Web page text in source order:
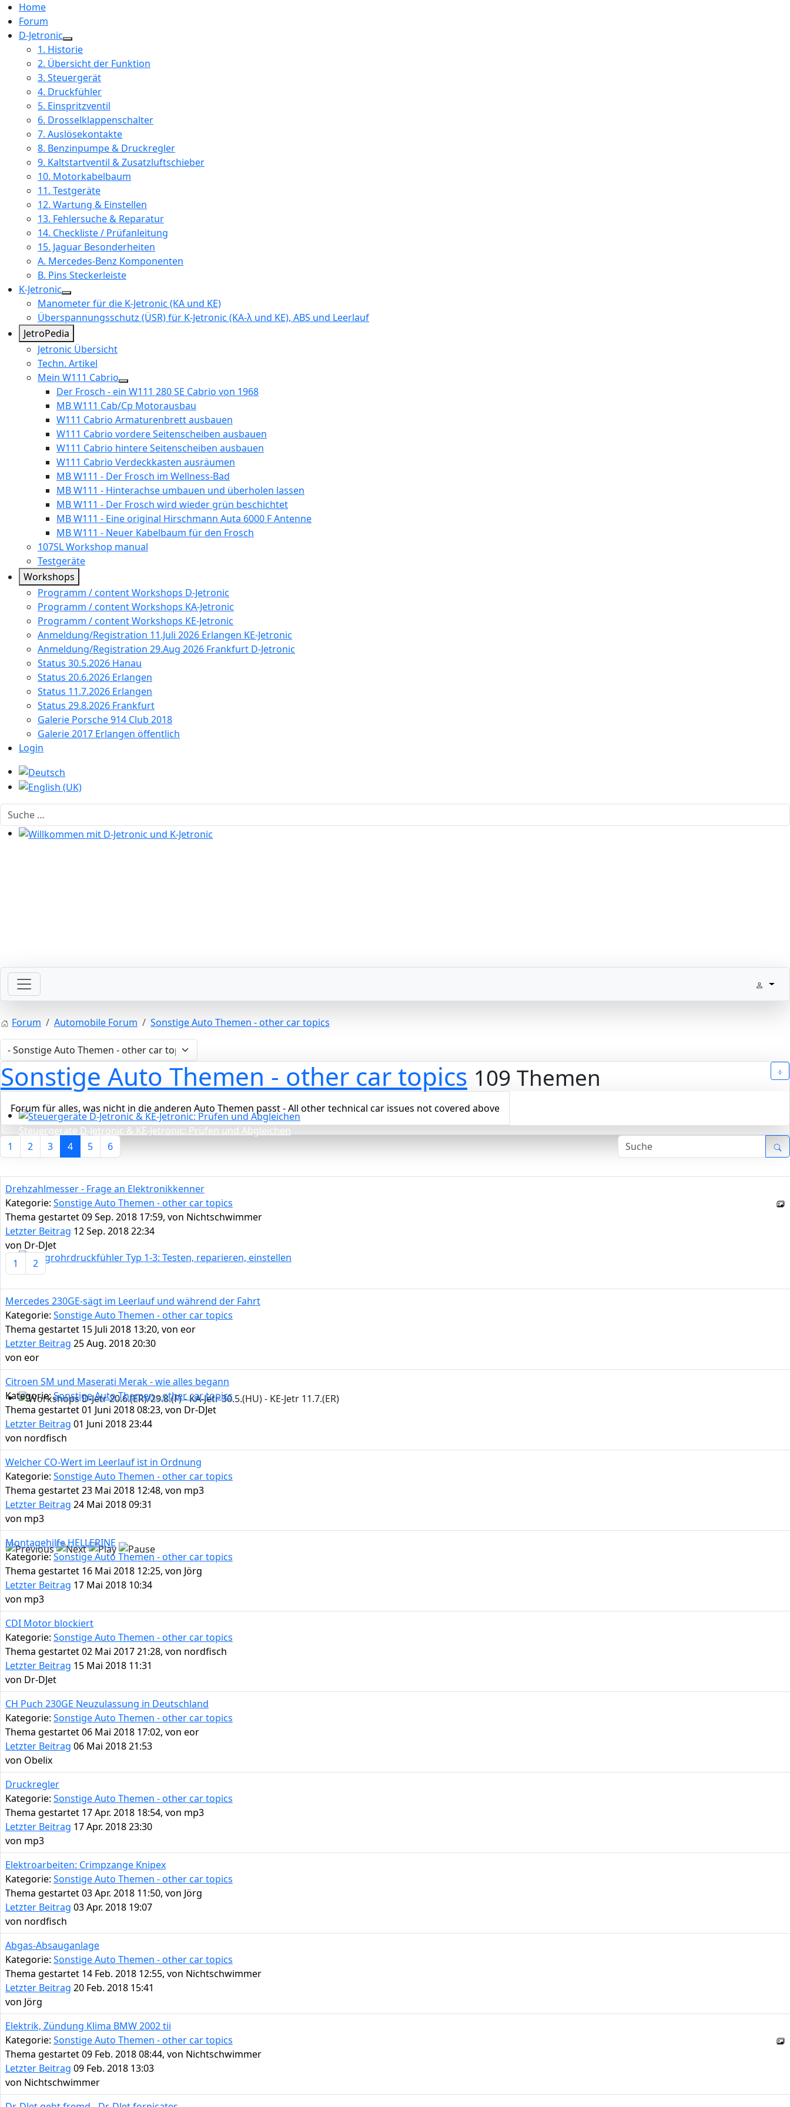
Home
Forum
D-Jetronic
1. Historie
2. Übersicht der Funktion
3. Steuergerät
4. Druckfühler
5. Einspritzventil
6. Drosselklappenschalter
7. Auslösekontakte
8. Benzinpumpe & Druckregler
9. Kaltstartventil & Zusatzluftschieber
10. Motorkabelbaum
11. Testgeräte
12. Wartung & Einstellen
13. Fehlersuche & Reparatur
14. Checkliste / Prüfanleitung
15. Jaguar Besonderheiten
A. Mercedes-Benz Komponenten
B. Pins Steckerleiste
K-Jetronic
Manometer für die K-Jetronic (KA und KE)
Überspannungsschutz (ÜSR) für K-Jetronic (KA-λ und KE), ABS und Leerlauf
JetroPedia
Jetronic Übersicht
Techn. Artikel
Mein W111 Cabrio
Der Frosch - ein W111 280 SE Cabrio von 1968
MB W111 Cab/Cp Motorausbau
W111 Cabrio Armaturenbrett ausbauen
W111 Cabrio vordere Seitenscheiben ausbauen
W111 Cabrio hintere Seitenscheiben ausbauen
W111 Cabrio Verdeckkasten ausräumen
MB W111 - Der Frosch im Wellness-Bad
MB W111 - Hinterachse umbauen und überholen lassen
MB W111 - Der Frosch wird wieder grün beschichtet
MB W111 - Eine original Hirschmann Auta 6000 F Antenne
MB W111 - Neuer Kabelbaum für den Frosch
107SL Workshop manual
Testgeräte
Workshops
Programm / content Workshops D-Jetronic
Programm / content Workshops KA-Jetronic
Programm / content Workshops KE-Jetronic
Anmeldung/Registration 11.Juli 2026 Erlangen KE-Jetronic
Anmeldung/Registration 29.Aug 2026 Frankfurt D-Jetronic
Status 30.5.2026 Hanau
Status 20.6.2026 Erlangen
Status 11.7.2026 Erlangen
Status 29.8.2026 Frankfurt
Galerie Porsche 914 Club 2018
Galerie 2017 Erlangen öffentlich
Login
Sprache auswählen
Suchen
Willkommen mit der Zündung
Steuergeräte D-Jetronic & KE-Jetronic: Prüfen und Abgleichen
Saugrohrdruckfühler Typ 1-3: Testen, reparieren, einstellen
Workshops D-Jetr 20.6.(ER)/29.8.(F) - KA-Jetr 30.5.(HU) - KE-Jetr 11.7.(ER)
Forum Automobile Forum Sonstige Auto Themen - other car topics
Sonstige Auto Themen - other car topics 109 Themen
Forum für alles, was nicht in die anderen Auto Themen passt - All other technical car issues not covered above
1 2 3 4 5 6
Drehzahlmesser - Frage an Elektronikkenner
Kategorie: Sonstige Auto Themen - other car topics
Thema gestartet 09 Sep. 2018 17:59, von Nichtschwimmer
Letzter Beitrag 12 Sep. 2018 22:34
von Dr-DJet
1
2
Mercedes 230GE-sägt im Leerlauf und während der Fahrt
Kategorie: Sonstige Auto Themen - other car topics
Thema gestartet 15 Juli 2018 13:20, von eor
Letzter Beitrag 25 Aug. 2018 20:30
von eor
Citroen SM und Maserati Merak - wie alles begann
Kategorie:Sonstige Auto Themen - other car topics
Thema gestartet 01 Juni 2018 08:23, von Dr-DJet
Letzter Beitrag 01 Juni 2018 23:44
von nordfisch
Welcher CO-Wert im Leerlauf ist in Ordnung
Kategorie: Sonstige Auto Themen - other car topics
Thema gestartet 23 Mai 2018 12:48, von mp3
Letzter Beitrag 24 Mai 2018 09:31
von mp3
Montagehilfe HELLERINE
Kategorie:Sonstige Auto Themen - other car topics
Thema gestartet 16 Mai 2018 12:25, von Jörg
Letzter Beitrag 17 Mai 2018 10:34
von mp3
CDI Motor blockiert
Kategorie: Sonstige Auto Themen - other car topics
Thema gestartet 02 Mai 2017 21:28, von nordfisch
Letzter Beitrag 15 Mai 2018 11:31
von Dr-DJet
CH Puch 230GE Neuzulassung in Deutschland
Kategorie: Sonstige Auto Themen - other car topics
Thema gestartet 06 Mai 2018 17:02, von eor
Letzter Beitrag 06 Mai 2018 21:53
von Obelix
Druckregler
Kategorie: Sonstige Auto Themen - other car topics
Thema gestartet 17 Apr. 2018 18:54, von mp3
Letzter Beitrag 17 Apr. 2018 23:30
von mp3
Elektroarbeiten: Crimpzange Knipex
Kategorie: Sonstige Auto Themen - other car topics
Thema gestartet 03 Apr. 2018 11:50, von Jörg
Letzter Beitrag 03 Apr. 2018 19:07
von nordfisch
Abgas-Absauganlage
Kategorie: Sonstige Auto Themen - other car topics
Thema gestartet 14 Feb. 2018 12:55, von Nichtschwimmer
Letzter Beitrag 20 Feb. 2018 15:41
von Jörg
Elektrik, Zündung Klima BMW 2002 tii
Kategorie: Sonstige Auto Themen - other car topics
Thema gestartet 09 Feb. 2018 08:44, von Nichtschwimmer
Letzter Beitrag 09 Feb. 2018 13:03
von Nichtschwimmer